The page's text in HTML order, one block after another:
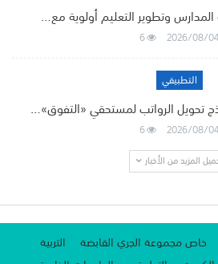
وتطوير التعليم أولوية مع…
2026/08/
6
التطبيقي
تحويل الرواتب لمستحقي «التفوق»…
2026/08/
6
المزيد من الأخبار
خاص مجموعة الجري القابضة
التربية